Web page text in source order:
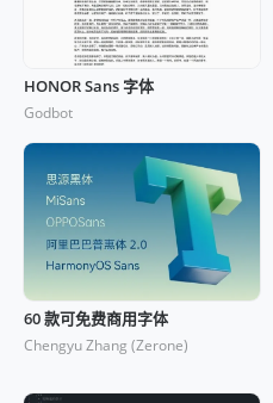
HONOR Sans 字体
Godbot
60 款可免费商用字体
Chengyu Zhang (Zerone)